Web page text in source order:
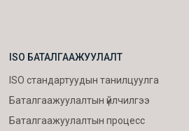
ISO БАТАЛГААЖУУЛАЛТ
ISO стандартуудын танилцуулга
Баталгаажуулалтын үйлчилгээ
Баталгаажуулалтын процесс